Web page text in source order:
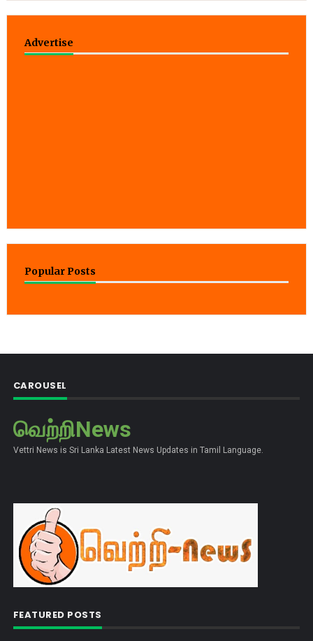
Advertise
Popular Posts
CAROUSEL
வெற்றிNews
Vettri News is Sri Lanka Latest News Updates in Tamil Language.
FEATURED POSTS